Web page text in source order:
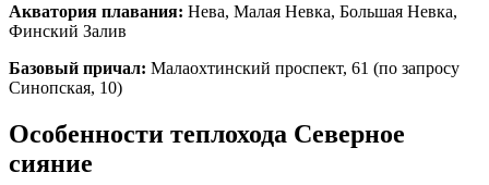
Акватория плавания: Нева, Малая Невка, Большая Невка,
Финский Залив
Базовый причал: Малаохтинский проспект, 61 (по запросу
Синопская, 10)
Особенности теплохода Северное
сияние